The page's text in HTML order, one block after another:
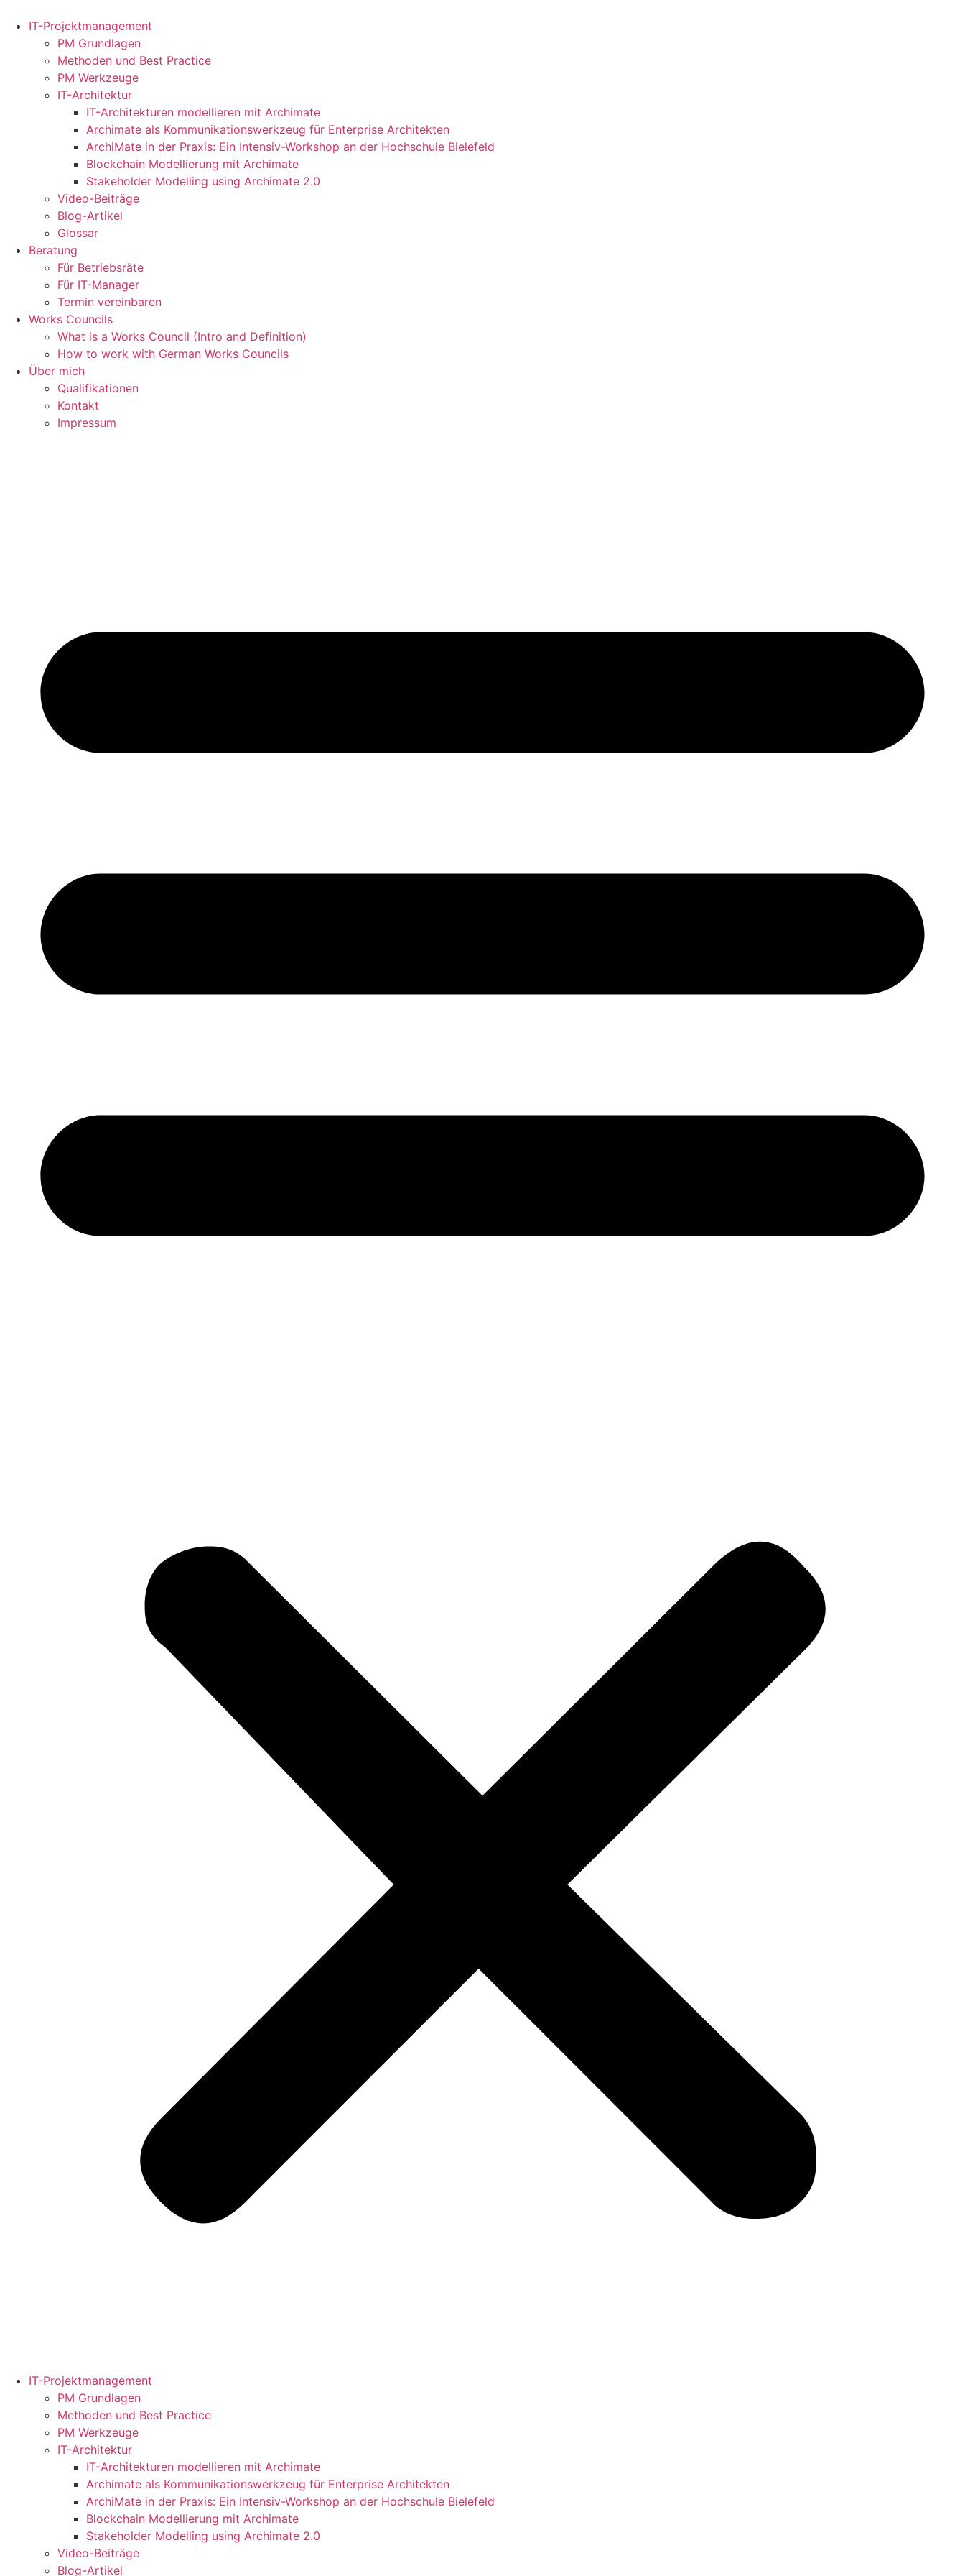
Inhalt
springen
IT-Projektmanagement
PM Grundlagen
Methoden und Best Practice
PM Werkzeuge
IT-Architektur
IT-Architekturen modellieren mit Archimate
Archimate als Kommunikationswerkzeug für Enterprise Architekten
ArchiMate in der Praxis: Ein Intensiv-Workshop an der Hochschule Bielefeld
Blockchain Modellierung mit Archimate
Stakeholder Modelling using Archimate 2.0
Video-Beiträge
Blog-Artikel
Glossar
Beratung
Für Betriebsräte
Für IT-Manager
Termin vereinbaren
Works Councils
What is a Works Council (Intro and Definition)
How to work with German Works Councils
Über mich
Qualifikationen
Kontakt
Impressum
IT-Projektmanagement
PM Grundlagen
Methoden und Best Practice
PM Werkzeuge
IT-Architektur
IT-Architekturen modellieren mit Archimate
Archimate als Kommunikationswerkzeug für Enterprise Architekten
ArchiMate in der Praxis: Ein Intensiv-Workshop an der Hochschule Bielefeld
Blockchain Modellierung mit Archimate
Stakeholder Modelling using Archimate 2.0
Video-Beiträge
Blog-Artikel